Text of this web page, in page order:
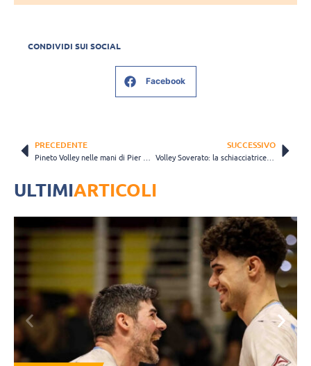
CONDIVIDI SUI SOCIAL
Facebook
PRECEDENTE SUCCESSIVO
Volley Soverato: la schiacciatrice Silvia Lotti ha sposato il progetto biancorosso
ULTIMIARTICOLI